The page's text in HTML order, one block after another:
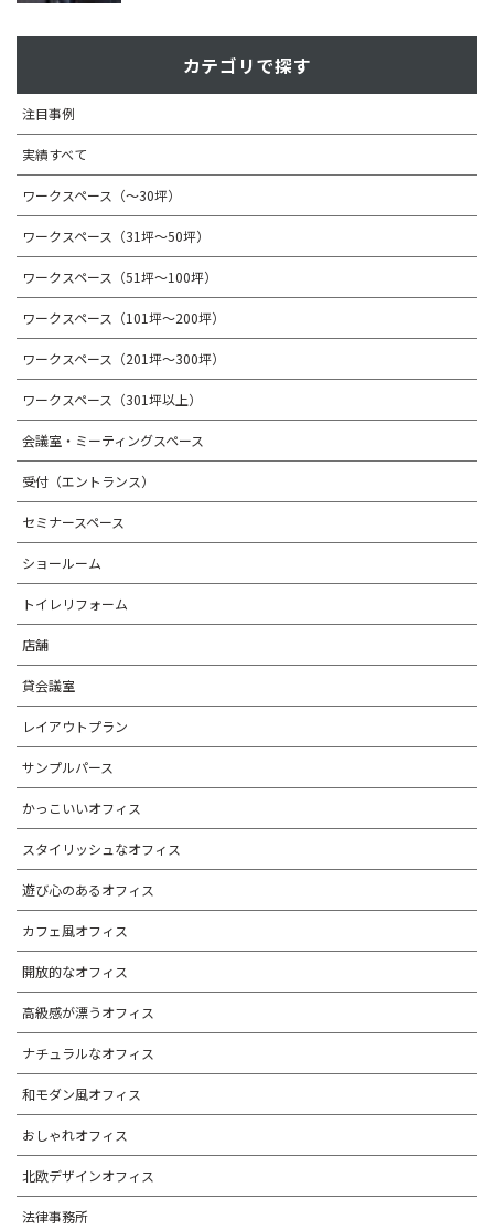
カテゴリで探す
注目事例
実績すべて
ワークスペース（～30坪）
ワークスペース（31坪〜50坪）
ワークスペース（51坪～100坪）
ワークスペース（101坪～200坪）
ワークスペース（201坪～300坪）
ワークスペース（301坪以上）
会議室・ミーティングスペース
受付（エントランス）
セミナースペース
ショールーム
トイレリフォーム
店舗
貸会議室
レイアウトプラン
サンプルパース
かっこいいオフィス
スタイリッシュなオフィス
遊び心のあるオフィス
カフェ風オフィス
開放的なオフィス
高級感が漂うオフィス
ナチュラルなオフィス
和モダン風オフィス
おしゃれオフィス
北欧デザインオフィス
法律事務所